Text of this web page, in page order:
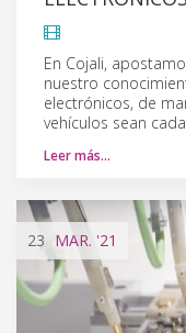
En Cojali,
nuestro
electrónicos, de
vehículos sean
Leer más…
23 MAR. '21